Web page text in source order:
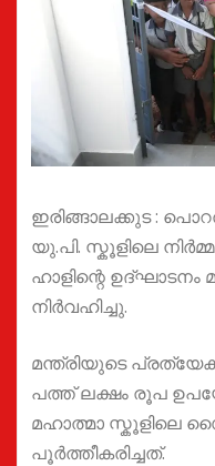
ഇരിങ്ങാലക്കുട :
യു.പി. സ്കൂളിലെ
ഹാളിന്റെ
നിർവഹിച്ചു.
മന്ത്രിയുടെ
പത്ത് ലക്ഷം രൂപ
മഹാത്മാ സ്കൂളിലെ
പൂർത്തീകരിച്ചത്.